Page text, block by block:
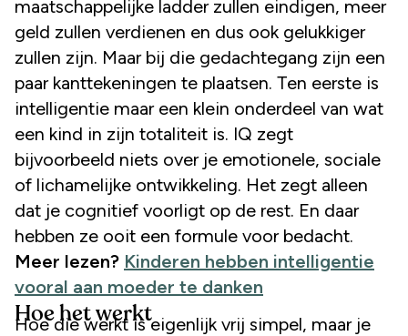
maatschappelijke ladder zullen eindigen, meer
geld zullen verdienen en dus ook gelukkiger
zullen zijn. Maar bij die gedachtegang zijn een
paar kanttekeningen te plaatsen. Ten eerste is
intelligentie maar een klein onderdeel van wat
een kind in zijn totaliteit is. IQ zegt
bijvoorbeeld niets over je emotionele, sociale
of lichamelijke ontwikkeling. Het zegt alleen
dat je cognitief voorligt op de rest. En daar
hebben ze ooit een formule voor bedacht.
Meer lezen? Kinderen hebben intelligentie
vooral aan moeder te danken
Hoe het werkt
Hoe die werkt is eigenlijk vrij simpel, maar je